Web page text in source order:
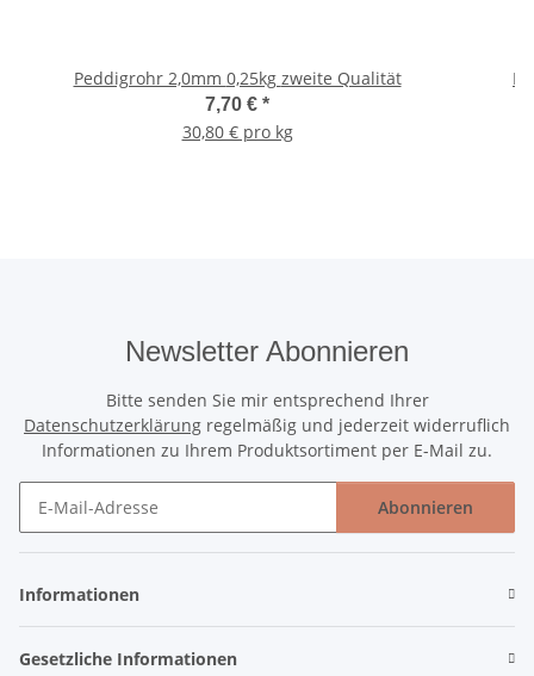
Peddigrohr 2,0mm 0,25kg zweite Qualität
7,70 € *
30,80 € pro kg
Newsletter Abonnieren
Bitte senden Sie mir entsprechend Ihrer
Datenschutzerklärung regelmäßig und jederzeit widerruflich
Informationen zu Ihrem Produktsortiment per E-Mail zu.
Abonnieren
Informationen
Gesetzliche Informationen